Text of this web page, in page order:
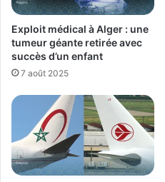
Exploit médical à Alger : une
tumeur géante retirée avec
succès d’un enfant
7 août 2025